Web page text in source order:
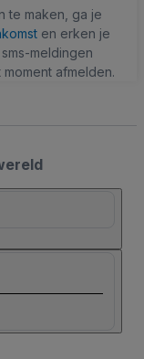
te maken, ga je
en erken je
meldingen
afmelden.